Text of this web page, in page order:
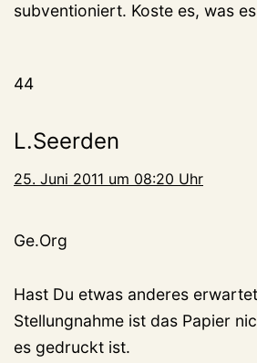
subventioniert. Koste es, was
44
L.Seerden
25. Juni 2011 um 08:20 Uhr
Ge.Org
Hast Du etwas anderes
Stellungnahme ist das Papier
es gedruckt ist.